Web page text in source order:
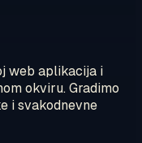
web aplikacija i
okviru. Gradimo
i svakodnevne